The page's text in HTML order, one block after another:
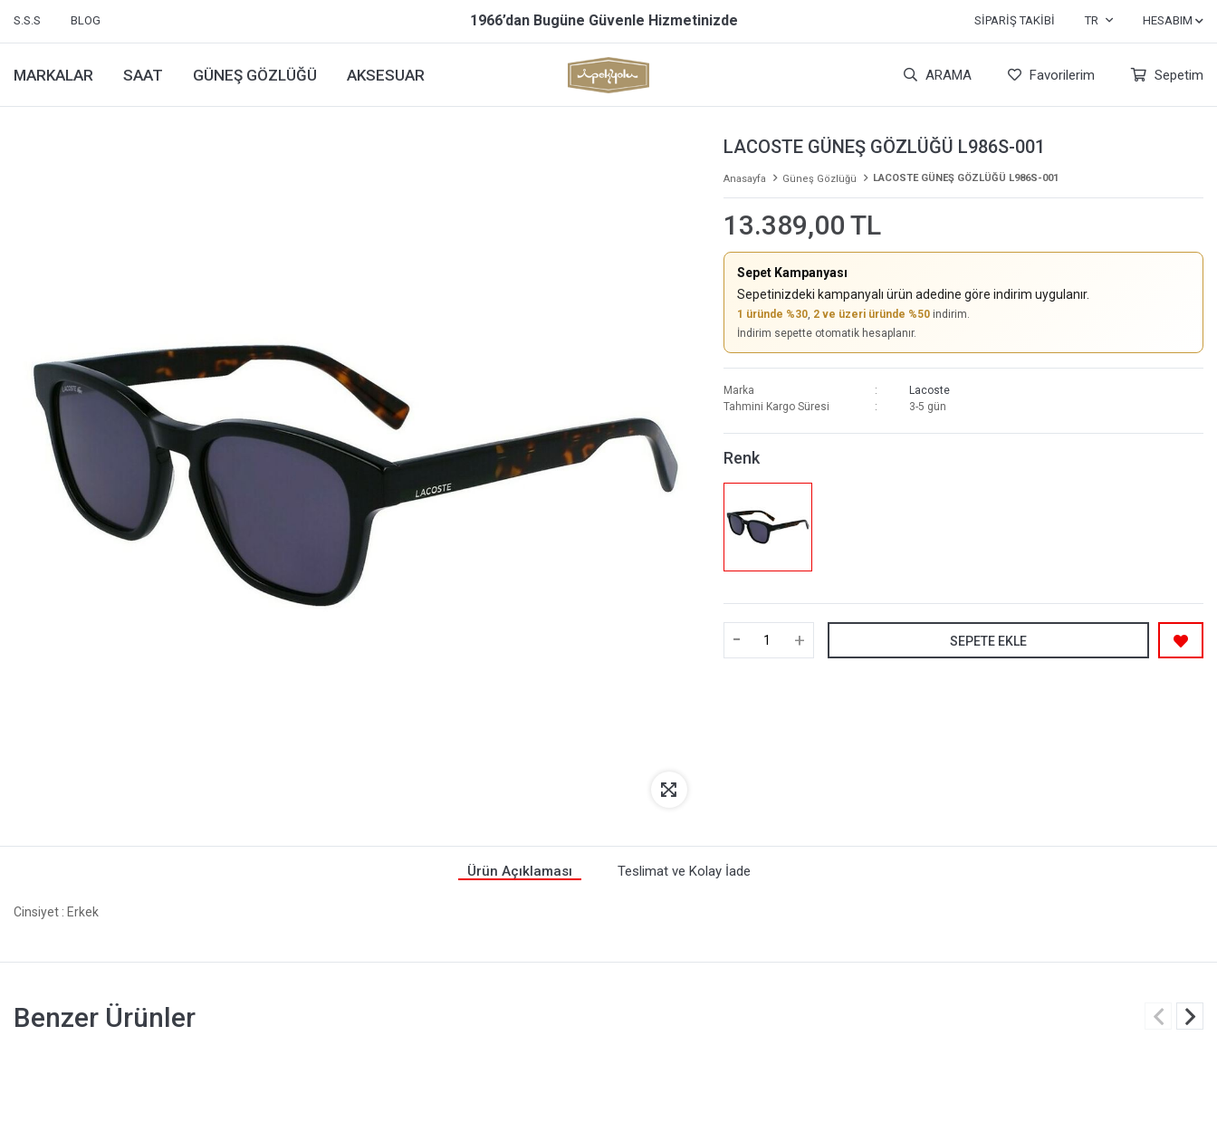
S.S.S BLOG 1966’dan Bugüne Güvenle Hizmetinizde SIPARIŞ TAKIBI TR HESABIM
MARKALAR SAAT GÜNEŞ GÖZLÜĞÜ AKSESUAR ARAMA Favorilerim Sepetim
LACOSTE GÜNEŞ GÖZLÜĞÜ L986S-001
Anasayfa Güneş Gözlüğü LACOSTE GÜNEŞ GÖZLÜĞÜ L986S-001
13.389,00 TL
Sepet Kampanyası
Sepetinizdeki kampanyalı ürün adedine göre indirim uygulanır.
1 üründe %30, 2 ve üzeri üründe %50indirim.
İndirim sepette otomatik hesaplanır.
Marka
Lacoste
Tahmini Kargo Süresi
3-5 gün
Renk
- + SEPETE EKLE
Ürün Açıklaması Teslimat ve Kolay İade
Cinsiyet : Erkek
Benzer Ürünler